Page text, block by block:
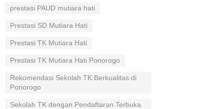
prestasi PAUD mutiara hati
Prestasi SD Mutiara Hati
Prestasi TK Mutiara Hati
Prestasi TK Mutiara Hati Ponorogo
Rekomendasi Sekolah TK Berkualitas di
Ponorogo
Sekolah TK dengan Pendaftaran Terbuka